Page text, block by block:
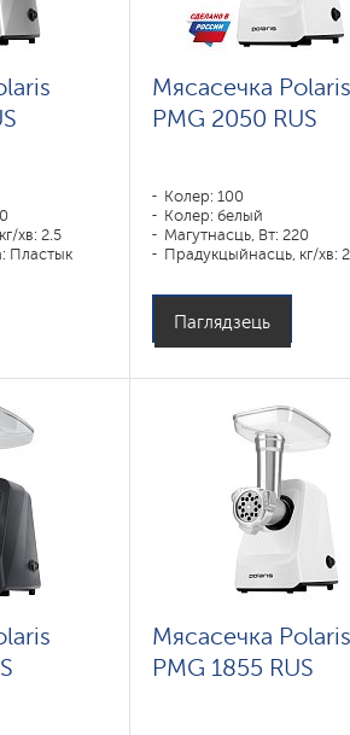
хв: 2.5
Пластык
Мясасечка Polaris
PMG 2050 RUS
Колер: 100
Колер: белый
Магутнасць, Вт: 220
Прадукцыйнасць, кг/хв:
Паглядзець
Мясасечка Polaris
PMG 1855 RUS